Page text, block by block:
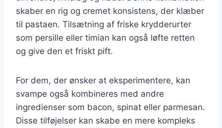
skaber en rig og cremet konsistens, der klæber
til pastaen. Tilsætning af friske krydderurter
som persille eller timian kan også løfte retten
og give den et friskt pift.
For dem, der ønsker at eksperimentere, kan
svampe også kombineres med andre
ingredienser som bacon, spinat eller parmesan.
Disse tilføjelser kan skabe en mere kompleks